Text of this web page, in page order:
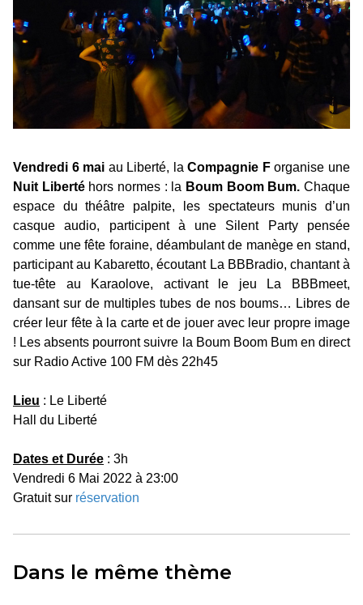
Vendredi 6 mai au Liberté, laCompagnie Forganise une
Nuit Libertéhors normes : la Boum Boom Bum. Chaque
espace du théâtre palpite, les spectateurs munis d’un
casque audio, participent à une Silent Party pensée
comme une fête foraine, déambulant de manège en stand,
participant au Kabaretto, écoutant La BBBradio, chantant à
tue-tête au Karaolove, activant le jeu La BBBmeet,
dansant sur de multiples tubes de nos boums… Libres de
créer leur fête à la carte et de jouer avec leur propre image
! Les absents pourront suivre la Boum Boom Bum en direct
sur Radio Active 100 FM dès 22h45
Lieu : Le Liberté
Hall du Liberté
Dates et Durée : 3h
Vendredi 6 Mai 2022 à 23:00
Gratuit sur réservation
Dans le même thème